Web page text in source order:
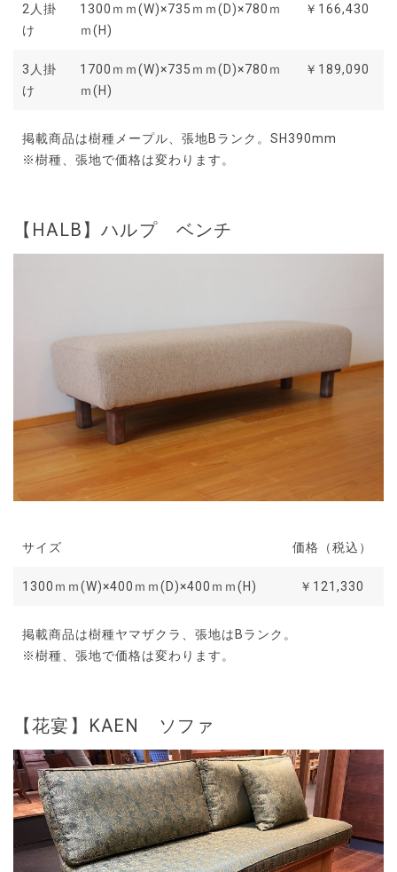
2人掛
け
1300ｍｍ(W)×735ｍｍ(D)×780ｍ
ｍ(H)
￥166,430
3人掛
け
1700ｍｍ(W)×735ｍｍ(D)×780ｍ
ｍ(H)
￥189,090
掲載商品は樹種メープル、張地Bランク。SH390mm
※樹種、張地で価格は変わります。
【HALB】ハルプ ベンチ
サイズ 価格（税込）
1300ｍｍ(W)×400ｍｍ(D)×400ｍｍ(H) ￥121,330
掲載商品は樹種ヤマザクラ、張地はBランク。
※樹種、張地で価格は変わります。
【花宴】KAEN ソファ